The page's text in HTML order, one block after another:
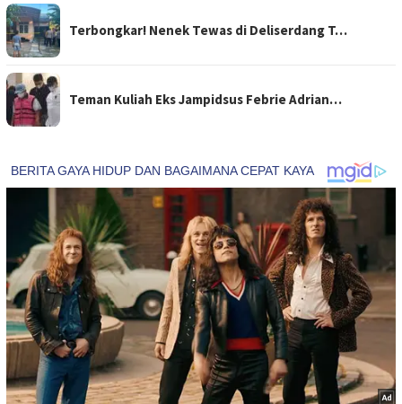
Terbongkar! Nenek Tewas di Deliserdang T…
Teman Kuliah Eks Jampidsus Febrie Adrian…